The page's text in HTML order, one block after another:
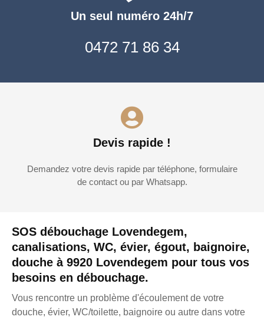
SOS débouchage Lovendegem,
canalisations, WC, évier, égout, baignoire,
douche à 9920 Lovendegem pour tous vos
besoins en débouchage.
Vous rencontre un problème d'écoulement de votre
douche, évier, WC/toilette, baignoire ou autre dans votre
Un seul numéro 24h/7
0472 71 86 34
Devis rapide !
Demandez votre devis rapide par téléphone, formulaire
de contact ou par Whatsapp.